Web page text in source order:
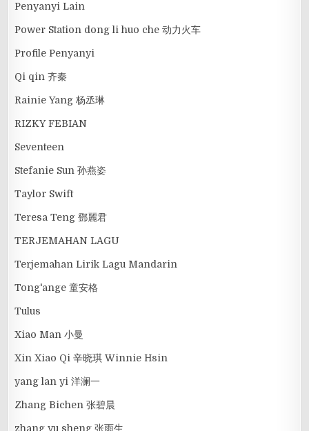
Penyanyi Lain
Power Station dong li huo che 动力火车
Profile Penyanyi
Qi qin 齐秦
Rainie Yang 杨丞琳
RIZKY FEBIAN
Seventeen
Stefanie Sun 孙燕姿
Taylor Swift
Teresa Teng 鄧麗君
TERJEMAHAN LAGU
Terjemahan Lirik Lagu Mandarin
Tong'ange 童安格
Tulus
Xiao Man 小曼
Xin Xiao Qi 辛晓琪 Winnie Hsin
yang lan yi 洋澜一
Zhang Bichen 张碧晨
zhang yu sheng 张雨生